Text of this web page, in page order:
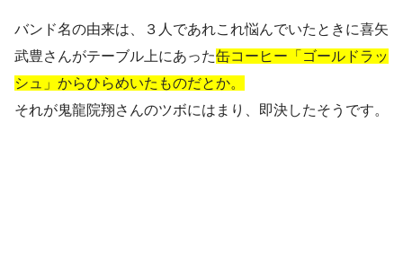
バンド名の由来は、３人であれこれ悩んでいたときに喜矢
武豊さんがテーブル上にあった缶コーヒー「ゴールドラッ
シュ」からひらめいたものだとか。
それが鬼龍院翔さんのツボにはまり、即決したそうです。